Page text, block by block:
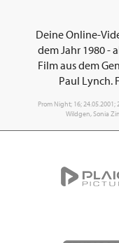
Deine Online-
dem Jahr 1980 -
Film aus dem
Paul Lynch.
Prom Night; 16; 24.05.2001;
Wildgen, Sonia